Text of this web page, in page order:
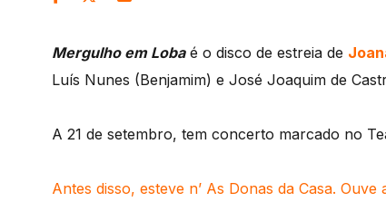
Mergulho em Lobaé o disco de estreia de
Luís Nunes (Benjamim) e José Joaquim de
A 21 de setembro, tem concerto marcado no
Antes disso, esteve n’ As Donas da Casa.